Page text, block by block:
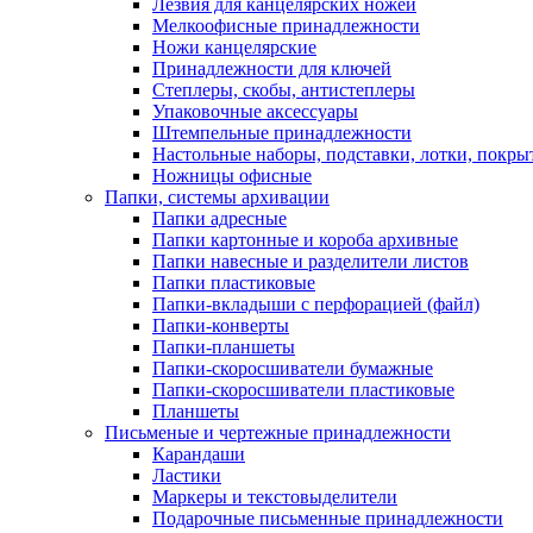
Мелкоофисные принадлежности
Ножи канцелярские
Принадлежности для ключей
Степлеры, скобы, антистеплеры
Упаковочные аксессуары
Штемпельные принадлежности
Настольные наборы, подставки, лотки,
Ножницы офисные
Папки, системы архивации
Папки адресные
Папки картонные и короба архивные
Папки навесные и разделители листов
Папки пластиковые
Папки-вкладыши с перфорацией (файл)
Папки-конверты
Папки-планшеты
Папки-скоросшиватели бумажные
Папки-скоросшиватели пластиковые
Планшеты
Письменые и чертежные принадлежности
Карандаши
Ластики
Маркеры и текстовыделители
Подарочные письменные принадлежности